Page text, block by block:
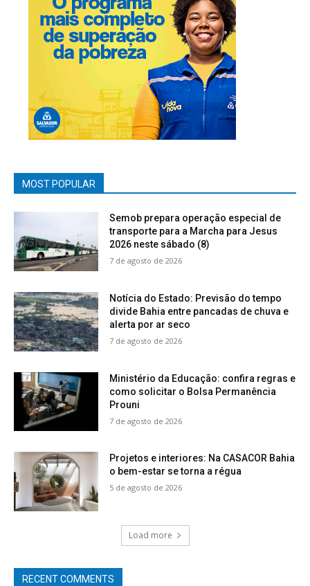
MOST POPULAR
Semob prepara operação especial de
transporte para a Marcha para Jesus
2026 neste sábado (8)
7 de agosto de 2026
Notícia do Estado: Previsão do tempo
divide Bahia entre pancadas de chuva e
alerta por ar seco
7 de agosto de 2026
Ministério da Educação: confira regras e
como solicitar o Bolsa Permanência
Prouni
7 de agosto de 2026
Projetos e interiores: Na CASACOR Bahia
o bem-estar se torna a régua
5 de agosto de 2026
Load more
RECENT COMMENTS